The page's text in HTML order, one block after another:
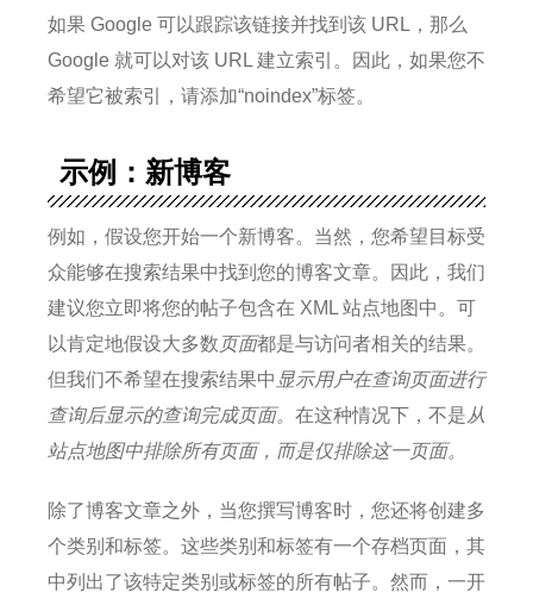
如果 Google 可以跟踪该链接并找到该 URL，那么
Google 就可以对该 URL 建立索引。
因此，如果您不
希望它被索引，请添加“noindex”标签。
示例：新博客
例如，假设您开始一个新博客。 当然，您希望目标受
众能够在搜索结果中找到您的博客文章。
因此，我们
建议您立即将您的帖子包含在 XML 站点地图中。 可
以肯定地假设大多数 页面都是与访问者相关的结果。
但我们不希望在搜索结果中 显示用户在查询页面进行
查询后显示的查询完成页面。 在这种情况下， 不是从
站点地图中排除所有页面，而是仅排除这一页面。
除了博客文章之外，当您撰写博客时，您还将创建多
个类别和标签。 这些类别和标签有一个存档页面，其
中列出了该特定类别或标签的所有帖子。 然而，一开